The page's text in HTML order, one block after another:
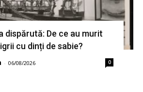
dispărută: De ce au murit
cu dinți de sabie?
- 06/08/2026 0